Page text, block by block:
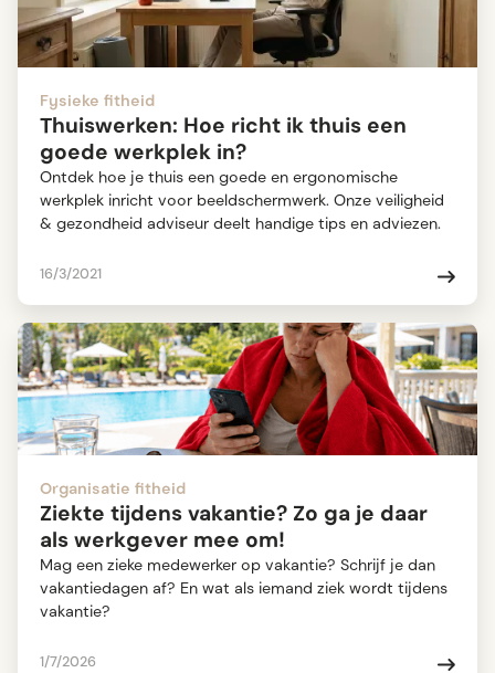
Fysieke fitheid
Thuiswerken: Hoe richt ik thuis een
goede werkplek in?
Ontdek hoe je thuis een goede en ergonomische
werkplek inricht voor beeldschermwerk. Onze veiligheid
& gezondheid adviseur deelt handige tips en adviezen.
16/3/2021
Organisatie fitheid
Ziekte tijdens vakantie? Zo ga je daar
als werkgever mee om!
Mag een zieke medewerker op vakantie? Schrijf je dan
vakantiedagen af? En wat als iemand ziek wordt tijdens
vakantie?
1/7/2026